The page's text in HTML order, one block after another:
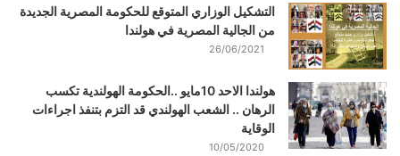
التشكيل الوزاري المتوقع للحكومة المصرية الجديدة
من الجالية المصرية في هولندا
26/06/2021
هولندا الاحد 10مايو ..الحكومة الهولندية تكسب
الرهان .. الشعب الهولندي قد التزم بتنفذ اجراءات
الوقاية
10/05/2020